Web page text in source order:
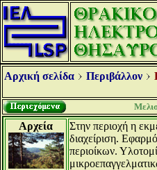
Αρχική σελίδα Περιβάλλον
Αρχεία
Στην περιοχή η
διαχείριση.
περιοίκων.